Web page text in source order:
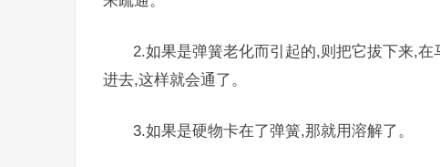
2.如果是弹簧老化而引起的,则把它拔下来,
进去,这样就会通了。
3.如果是硬物卡在了弹簧,那就用溶解了。